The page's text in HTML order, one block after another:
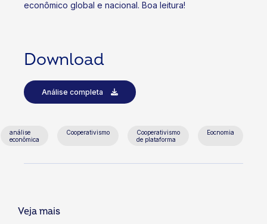
econômico global e nacional. Boa leitura!
Download
Análise completa
análise
econômica
Cooperativismo
Cooperativismo
de plataforma
Eocnomia
Veja mais